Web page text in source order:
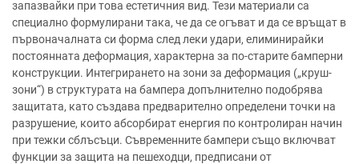
запазвайки при това естетичния вид. Тези материали са
специално формулирани така, че да се огъват и да се връщат в
първоначалната си форма след леки удари, елиминирайки
постоянната деформация, характерна за по-старите бамперни
конструкции. Интегрирането на зони за деформация („круш-
зони“) в структурата на бампера допълнително подобрява
защитата, като създава предварително определени точки на
разрушение, които абсорбират енергия по контролиран начин
при тежки сблъсъци. Съвременните бампери също включват
функции за защита на пешеходци, предписани от